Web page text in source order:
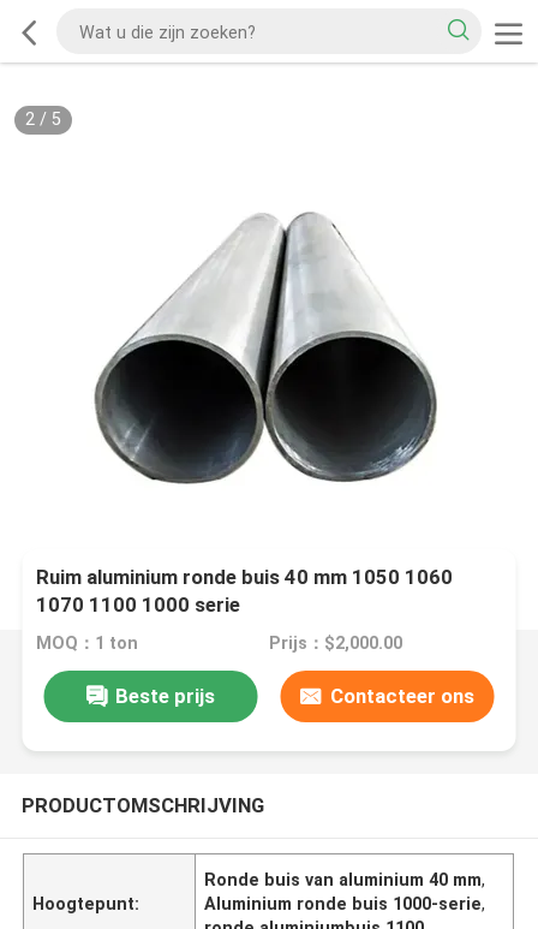
2/ 5
Ruim aluminium ronde buis 40 mm 1050 1060
1070 1100 1000 serie
MOQ：1 ton Prijs：$2,000.00
Beste prijs Contacteer ons
PRODUCTOMSCHRIJVING
Hoogtepunt:
Ronde buis van aluminium 40 mm,
Aluminium ronde buis 1000-serie,